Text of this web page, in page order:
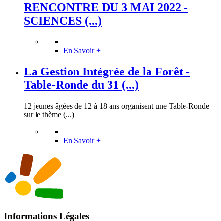
RENCONTRE DU 3 MAI 2022 -
SCIENCES (...)
En Savoir +
La Gestion Intégrée de la Forêt -
Table-Ronde du 31 (...)
12 jeunes âgées de 12 à 18 ans organisent une Table-Ronde
sur le thème (...)
En Savoir +
Informations Légales